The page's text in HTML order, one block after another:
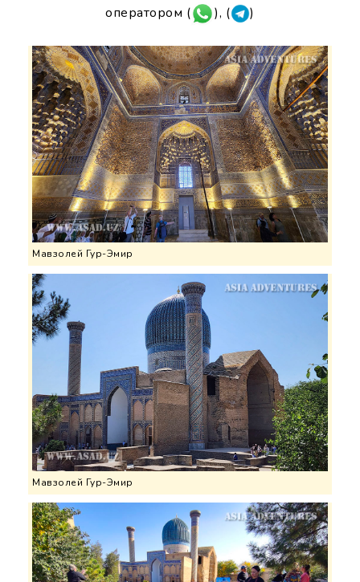
оператором ( ), ( )
Мавзолей Гур-Эмир
Мавзолей Гур-Эмир